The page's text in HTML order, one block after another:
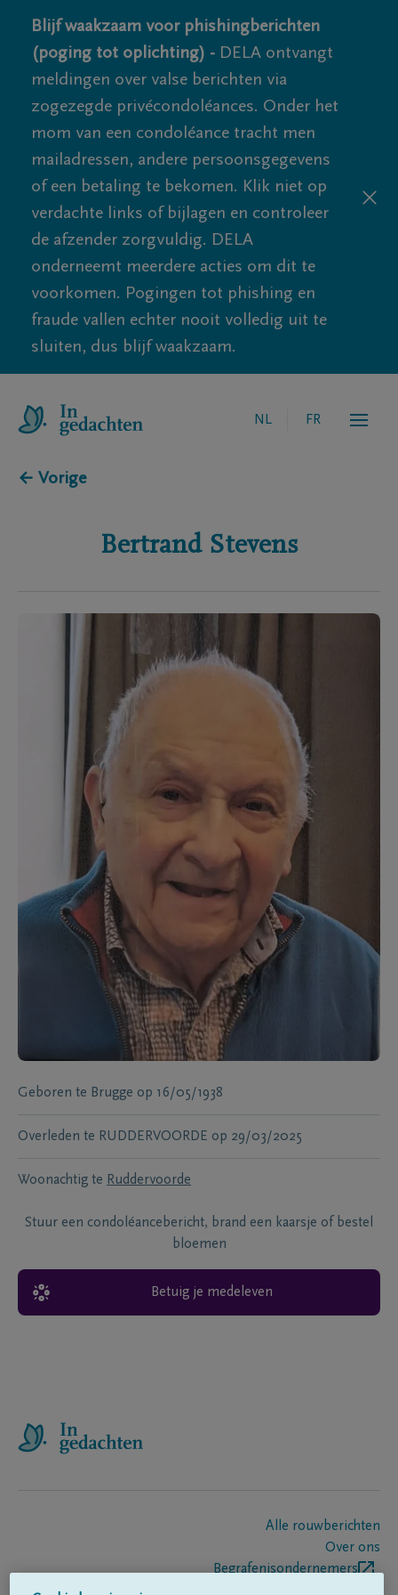
Blijf waakzaam voor phishingberichten
(poging tot oplichting) - DELA ontvangt
meldingen over valse berichten via
zogezegde privécondoléances. Onder het
mom van een condoléance tracht men
mailadressen, andere persoonsgegevens
of een betaling te bekomen. Klik niet op
verdachte links of bijlagen en controleer
de afzender zorgvuldig. DELA
onderneemt meerdere acties om dit te
voorkomen. Pogingen tot phishing en
fraude vallen echter nooit volledig uit te
sluiten, dus blijf waakzaam.
NL FR
← Vorige
Bertrand Stevens
Geboren te Brugge op 16/05/1938
Overleden te RUDDERVOORDE op 29/03/2025
Woonachtig te Ruddervoorde
Stuur een condoléancebericht, brand een kaarsje of bestel
bloemen
Betuig je medeleven
Alle rouwberichten
Over ons
Begrafenisondernemers